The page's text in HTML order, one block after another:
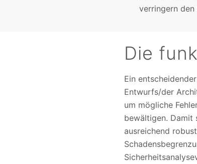
verringern den
Die
Ein
Entwurfs/der
um mögliche
bewältigen. Damit
ausreichend